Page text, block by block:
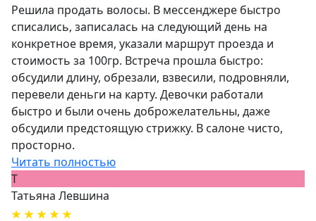
Решила продать волосы. В мессенджере быстро
списались, записалась на следующий день на
конкретное время, указали маршрут проезда и
стоимость за 100гр. Встреча прошла быстро:
обсудили длину, обрезали, взвесили, подровняли,
перевели деньги на карту. Девочки работали
быстро и были очень доброжелательны, даже
обсудили предстоящую стрижку. В салоне чисто,
просторно.
Читать полностью
Т
Татьяна Левшина